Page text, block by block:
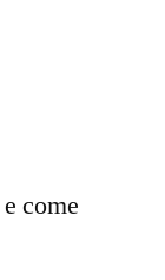
come